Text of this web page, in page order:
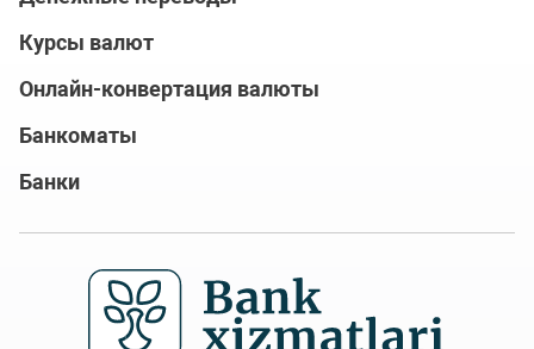
Курсы валют
Онлайн-конвертация валюты
Банкоматы
Банки